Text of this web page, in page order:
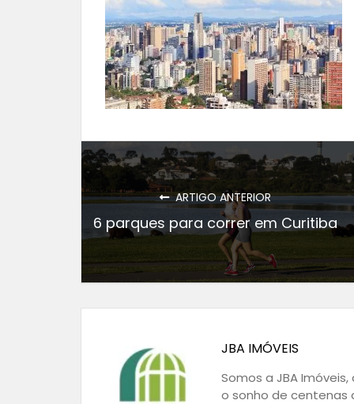
ARTIGO ANTERIOR
6 parques para correr em Curitiba
JBA IMÓVEIS
Somos a JBA
o sonho de centenas